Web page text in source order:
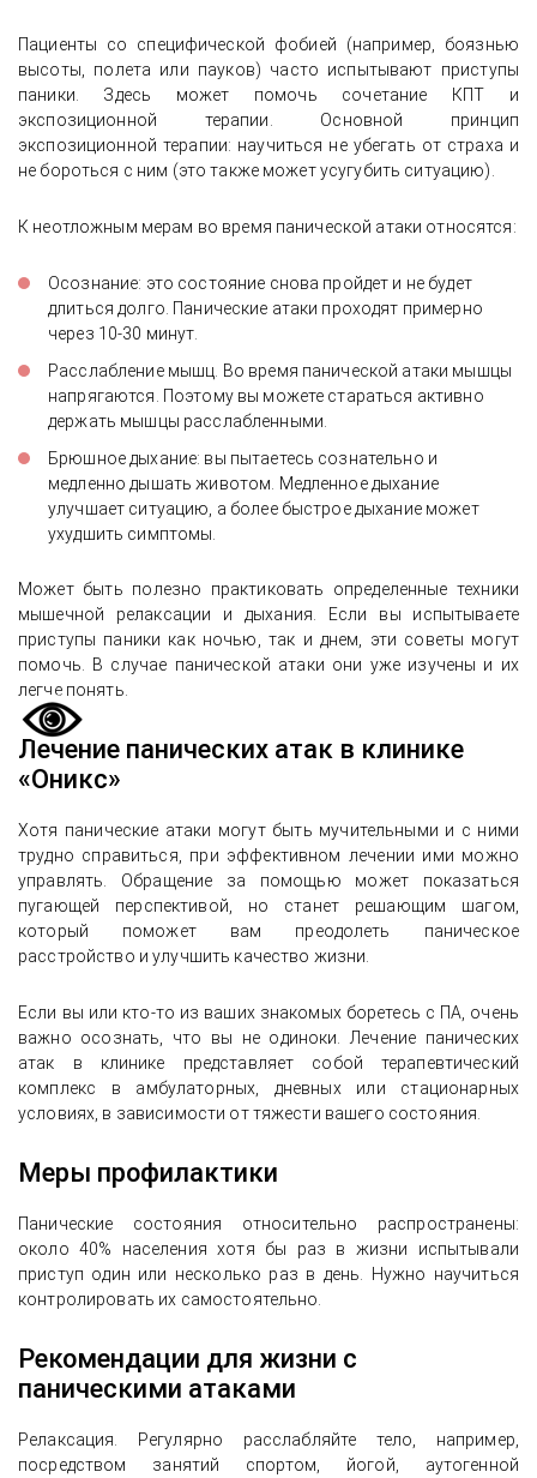
Пациенты со специфической фобией (например, боязнью
высоты, полета или пауков) часто испытывают приступы
паники. Здесь может помочь сочетание КПТ и
экспозиционной терапии. Основной принцип
экспозиционной терапии: научиться не убегать от страха и
не бороться с ним (это также может усугубить ситуацию).
К неотложным мерам во время панической атаки относятся:
Осознание: это состояние снова пройдет и не будет
длиться долго. Панические атаки проходят примерно
через 10-30 минут.
Расслабление мышц. Во время панической атаки мышцы
напрягаются. Поэтому вы можете стараться активно
держать мышцы расслабленными.
Брюшное дыхание: вы пытаетесь сознательно и
медленно дышать животом. Медленное дыхание
улучшает ситуацию, а более быстрое дыхание может
ухудшить симптомы.
Может быть полезно практиковать определенные техники
мышечной релаксации и дыхания. Если вы испытываете
приступы паники как ночью, так и днем, эти советы могут
помочь. В случае панической атаки они уже изучены и их
легче понять.
Лечение панических атак в клинике
«Оникс»
Хотя панические атаки могут быть мучительными и с ними
трудно справиться, при эффективном лечении ими можно
управлять. Обращение за помощью может показаться
пугающей перспективой, но станет решающим шагом,
который поможет вам преодолеть паническое
расстройство и улучшить качество жизни.
Если вы или кто-то из ваших знакомых боретесь с ПА, очень
важно осознать, что вы не одиноки. Лечение панических
атак в клинике представляет собой терапевтический
комплекс в амбулаторных, дневных или стационарных
условиях, в зависимости от тяжести вашего состояния.
Меры профилактики
Панические состояния относительно распространены:
около 40% населения хотя бы раз в жизни испытывали
приступ один или несколько раз в день. Нужно научиться
контролировать их самостоятельно.
Рекомендации для жизни с
паническими атаками
Релаксация. Регулярно расслабляйте тело, например,
посредством занятий спортом, йогой, аутогенной